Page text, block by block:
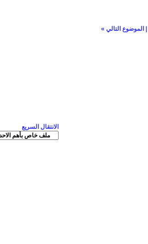
الموضوع التالي »
الانتقال السريع